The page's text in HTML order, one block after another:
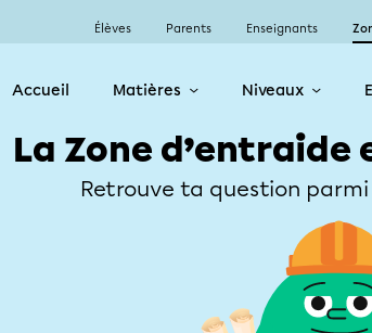
Élèves Parents Enseignants
Accueil Matières Niveaux
La Zone
Retrouve ta question